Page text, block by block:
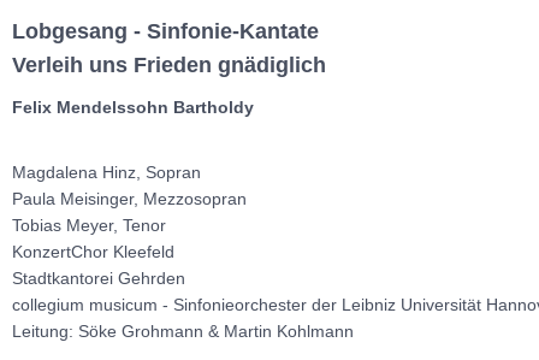
Lobgesang - Sinfonie-Kantate
Verleih uns Frieden gnädiglich
Felix Mendelssohn Bartholdy
Magdalena Hinz, Sopran
Paula Meisinger, Mezzosopran
Tobias Meyer, Tenor
KonzertChor Kleefeld
Stadtkantorei Gehrden
collegium musicum - Sinfonieorchester der Leibniz Universität
Leitung: Söke Grohmann & Martin Kohlmann